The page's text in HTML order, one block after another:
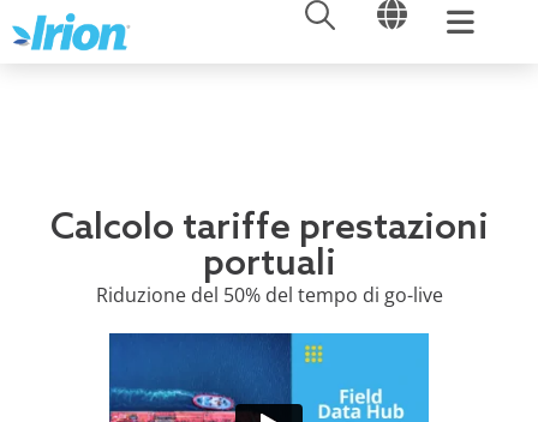
al
contenuto
APRI APRI
Calcolo tariffe prestazioni
portuali
Riduzione del 50% del tempo di go-live